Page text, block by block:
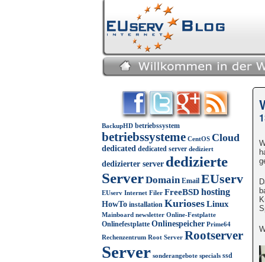
BackupHD betriebssystem
betriebssysteme CentOS Cloud
dedicated dedicated server dediziert
dedizierter server dedizierte
ServerDomain Email EUserv
EUserv Internet Filer FreeBSD hosting
HowTo installation KuriosesLinux
Mainboard newsletter Online-Festplatte
Onlinefestplatte Onlinespeicher Prime64
Rechenzentrum Root Server Rootserver
Server sonderangebote specials ssd